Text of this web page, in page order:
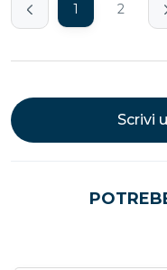
1 2
Scrivi